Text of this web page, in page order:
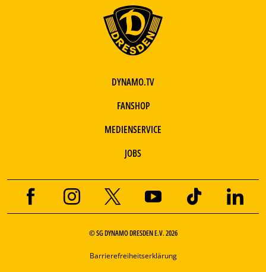
DYNAMO.TV
FANSHOP
MEDIENSERVICE
JOBS
© SG DYNAMO DRESDEN E.V. 2026
Barrierefreiheitserklärung